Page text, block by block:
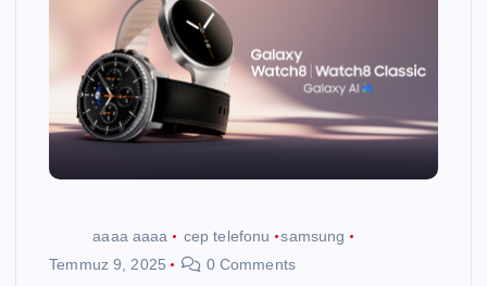
aaaa aaaa cep telefonu
samsung
Temmuz 9, 2025
0 Comments